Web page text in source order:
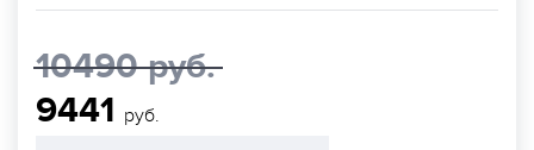
10490 руб.
9441 руб.